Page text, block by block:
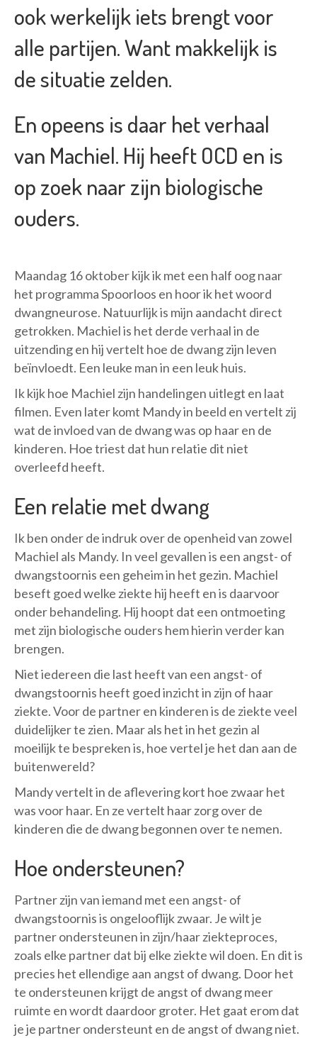
ook werkelijk iets brengt voor
alle partijen. Want makkelijk is
de situatie zelden.
En opeens is daar het verhaal
van Machiel. Hij heeft OCD en is
op zoek naar zijn biologische
ouders.
Maandag 16 oktober kijk ik met een half oog naar
het programma Spoorloos en hoor ik het woord
dwangneurose. Natuurlijk is mijn aandacht direct
getrokken. Machiel is het derde verhaal in de
uitzending en hij vertelt hoe de dwang zijn leven
beïnvloedt. Een leuke man in een leuk huis.
Ik kijk hoe Machiel zijn handelingen uitlegt en laat
filmen. Even later komt Mandy in beeld en vertelt zij
wat de invloed van de dwang was op haar en de
kinderen. Hoe triest dat hun relatie dit niet
overleefd heeft.
Een relatie met dwang
Ik ben onder de indruk over de openheid van zowel
Machiel als Mandy. In veel gevallen is een angst- of
dwangstoornis een geheim in het gezin. Machiel
beseft goed welke ziekte hij heeft en is daarvoor
onder behandeling. Hij hoopt dat een ontmoeting
met zijn biologische ouders hem hierin verder kan
brengen.
Niet iedereen die last heeft van een angst- of
dwangstoornis heeft goed inzicht in zijn of haar
ziekte. Voor de partner en kinderen is de ziekte veel
duidelijker te zien. Maar als het in het gezin al
moeilijk te bespreken is, hoe vertel je het dan aan de
buitenwereld?
Mandy vertelt in de aflevering kort hoe zwaar het
was voor haar. En ze vertelt haar zorg over de
kinderen die de dwang begonnen over te nemen.
Hoe ondersteunen?
Partner zijn van iemand met een angst- of
dwangstoornis is ongelooflijk zwaar. Je wilt je
partner ondersteunen in zijn/haar ziekteproces,
zoals elke partner dat bij elke ziekte wil doen. En dit is
precies het ellendige aan angst of dwang. Door het
te ondersteunen krijgt de angst of dwang meer
ruimte en wordt daardoor groter. Het gaat erom dat
je je partner ondersteunt en de angst of dwang niet.